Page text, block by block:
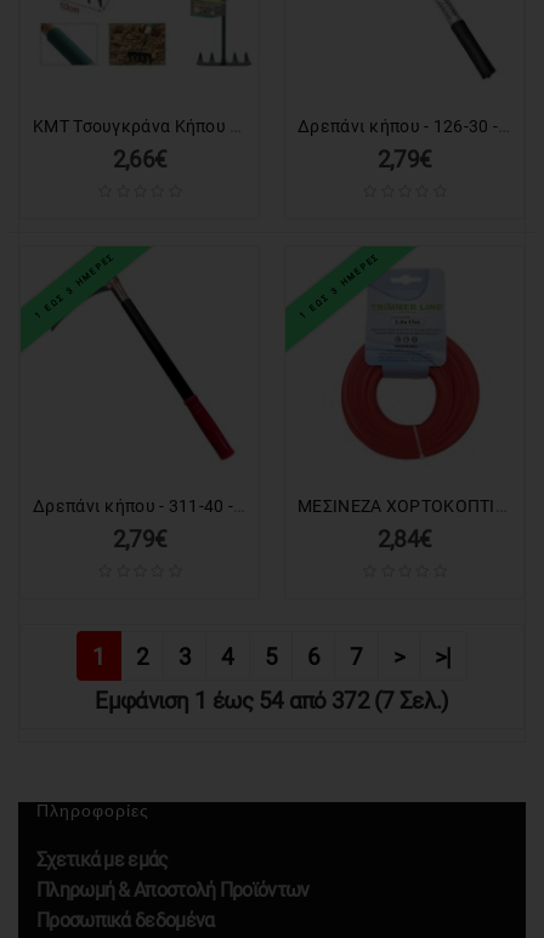
2,66€ 2,79€
1 ΕΩΣ 3 ΗΜΕΡΕΣ
2,79€
1 ΕΩΣ 3 ΗΜΕΡΕΣ
2,84€
1 2 3 4 5 6 7 >
>|
Εμφάνιση 1 έως 54 από 372 (7 Σελ.)
Πληροφορίες
Σχετικά με εμάς
Πληρωμή & Αποστολή Προϊόντων
Προσωπικά δεδομένα